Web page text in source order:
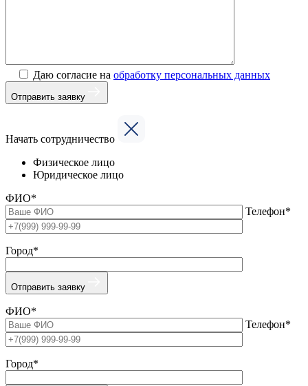
Даю согласие на обработку персональных данных
Отправить заявку
Начать сотрудничество
Физическое лицо
Юридическое лицо
ФИО*
Телефон*
Город*
Отправить заявку
ФИО*
Телефон*
Город*